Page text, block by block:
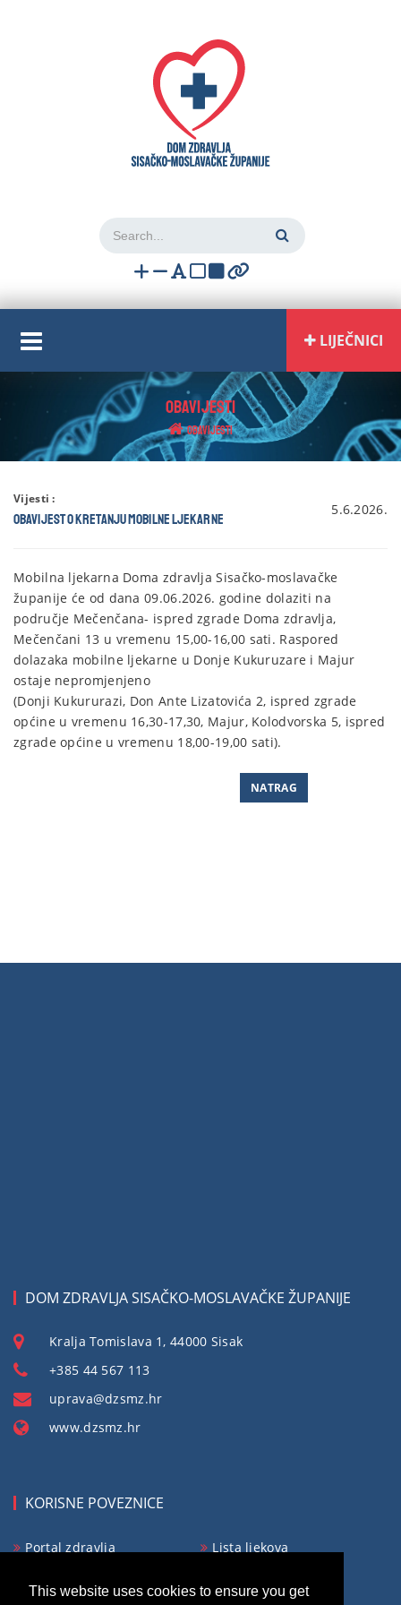
This website uses cookies to ensure you get
LIJEČNICI
OBAVIJESTI
Obavijesti
Vijesti :
Obavijest o kretanju mobilne ljekarne
5.6.2026.
Mobilna ljekarna Doma zdravlja Sisačko-moslavačke
županije će od dana 09.06.2026. godine dolaziti na
područje Mečenčana- ispred zgrade Doma zdravlja,
Mečenčani 13 u vremenu 15,00-16,00 sati. Raspored
dolazaka mobilne ljekarne u Donje Kukuruzare i Majur
ostaje nepromjenjeno
(Donji Kukururazi, Don Ante Lizatovića 2, ispred zgrade
općine u vremenu 16,30-17,30, Majur, Kolodvorska 5, ispred
zgrade općine u vremenu 18,00-19,00 sati).
NATRAG
DOM ZDRAVLJA SISAČKO-MOSLAVAČKE ŽUPANIJE
Kralja Tomislava 1, 44000 Sisak
+385 44 567 113
uprava@dzsmz.hr
www.dzsmz.hr
KORISNE POVEZNICE
Portal zdravlja
Lista ljekova